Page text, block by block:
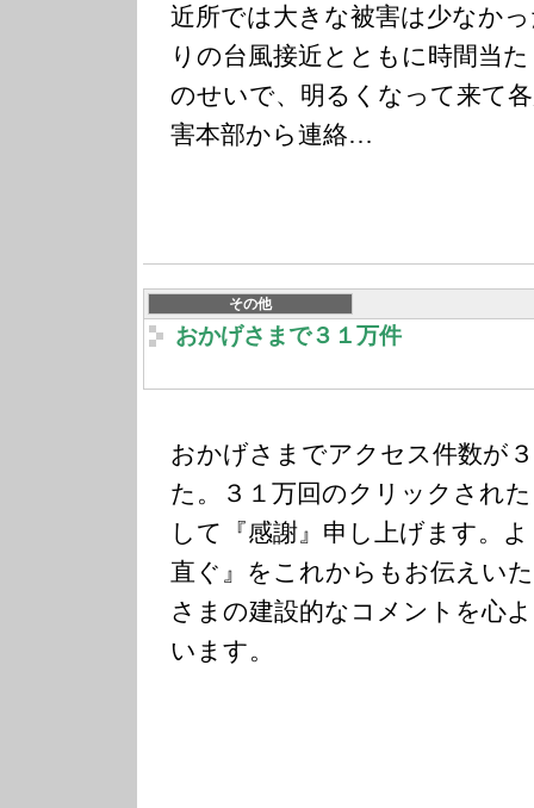
近所では大きな被害は少なか
りの台風接近とともに時間当
のせいで、明るくなって来て
害本部から連絡…
その他
おかげさまで３１万件
おかげさまでアクセス件数が
た。３１万回のクリックされ
して『感謝』申し上げます。
直ぐ』をこれからもお伝えい
さまの建設的なコメントを心
います。